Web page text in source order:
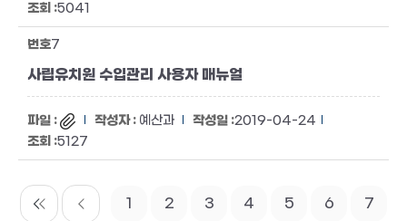
5041
7
사립유치원 수입관리 사용자 매뉴얼
예산과
2019-04-24
5127
1 2 3 4 5 6 7